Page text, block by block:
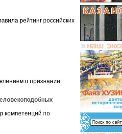
рейтинг российских
о признании
компетенций по